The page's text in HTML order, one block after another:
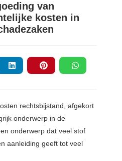
van
kosten in
rechtsbijstand, afgekort
onderwerp in de
onderwerp dat veel stof
aanleiding geeft tot veel